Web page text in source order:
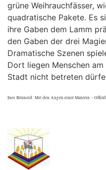
grüne Weihrauchfässer,
quadratische Pakete. Es
ihre Gaben dem Lamm
den Gaben der drei
Dramatische Szenen
Dort liegen Menschen
Stadt nicht betreten
Ines Brunold: Mit den Augen einer Malerin –